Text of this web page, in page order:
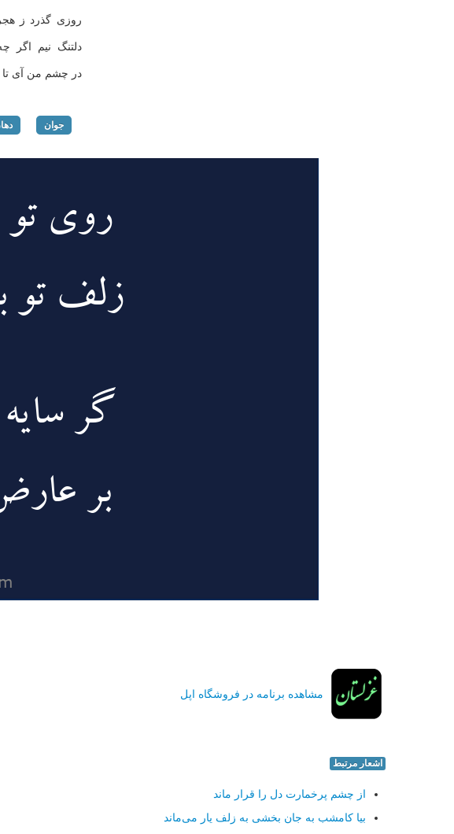
روزی گذرد ز
دلتنگ نیم اگر
در چشم من آی تا
جوان
مشاهده برنامه در فروشگاه اپل
اشعار مرتبط
از چشم پرخمارت دل را قرار ماند
بیا كامشب به جان بخشی به زلف یار می‌ماند